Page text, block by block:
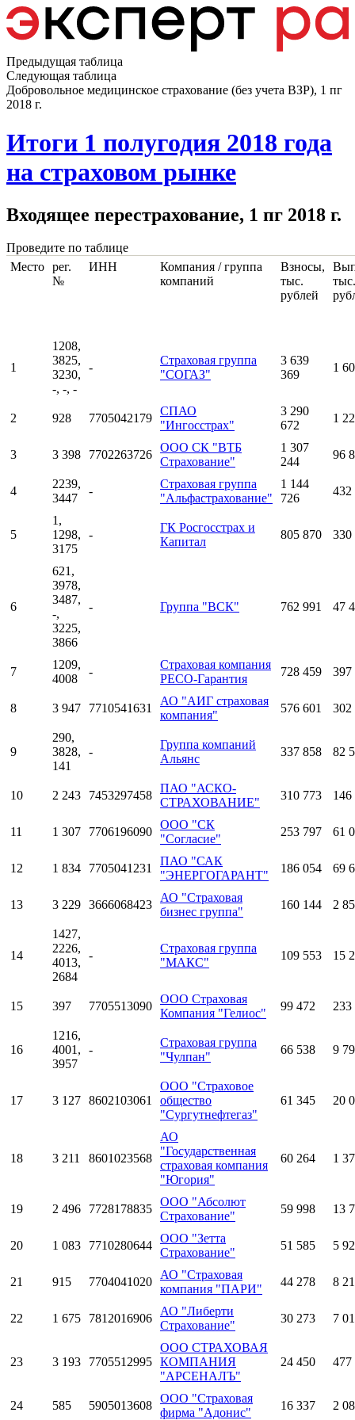
Предыдущая таблица
Следующая таблица
Добровольное медицинское страхование (без учета ВЗР), 1 пг
2018 г.
Итоги 1 полугодия 2018 года
на страховом рынке
Входящее перестрахование, 1 пг 2018 г.
Проведите по таблице
Место рег.
№
ИНН
Компания / группа
компаний
Взносы,
тыс.
рублей
тыс.
1
1208,
3825,
3230,
-, -, -
-
Страховая группа
"СОГАЗ"
3 639
369
1
2 928 7705042179
СПАО
"Ингосстрах"
3 290
672
1
3 3 398 7702263726
ООО СК "ВТБ
Страхование"
1 307
244
96
4
2239,
3447
-
Страховая группа
"Альфастрахование"
1 144
726
432
5
1,
1298,
3175
-
ГК Росгосстрах и
Капитал
805 870 330
6
621,
3978,
3487,
-,
3225,
3866
- Группа "ВСК" 762 991 47
7
1209,
4008
-
Страховая компания
РЕСО-Гарантия
728 459 397
8 3 947 7710541631
АО "АИГ страховая
компания"
576 601 302
9
290,
3828,
141
-
Группа компаний
Альянс
337 858 82
10 2 243 7453297458
ПАО "АСКО-
СТРАХОВАНИЕ"
310 773 146
11 1 307 7706196090
ООО "СК
"Согласие"
253 797 61
12 1 834 7705041231
ПАО "САК
"ЭНЕРГОГАРАНТ"
186 054 69
13 3 229 3666068423
АО "Страховая
бизнес группа"
160 144 2
14
1427,
2226,
4013,
2684
-
Страховая группа
"МАКС"
109 553 15
15 397 7705513090
ООО Страховая
Компания "Гелиос"
99 472 233
16
1216,
4001,
3957
-
Страховая группа
"Чулпан"
66 538 9
17 3 127 8602103061
ООО "Страховое
общество
"Сургутнефтегаз"
61 345 20
18 3 211 8601023568
АО
"Государственная
страховая компания
"Югория"
60 264 1
19 2 496 7728178835
ООО "Абсолют
Страхование"
59 998 13
20 1 083 7710280644
ООО "Зетта
Страхование"
51 585 5
21 915 7704041020
АО "Страховая
компания "ПАРИ"
44 278 8
22 1 675 7812016906
АО "Либерти
Страхование"
30 273 7
23 3 193 7705512995
ООО СТРАХОВАЯ
КОМПАНИЯ
"АРСЕНАЛЪ"
24 450 477
24 585 5905013608
ООО "Страховая
фирма "Адонис"
16 337 2